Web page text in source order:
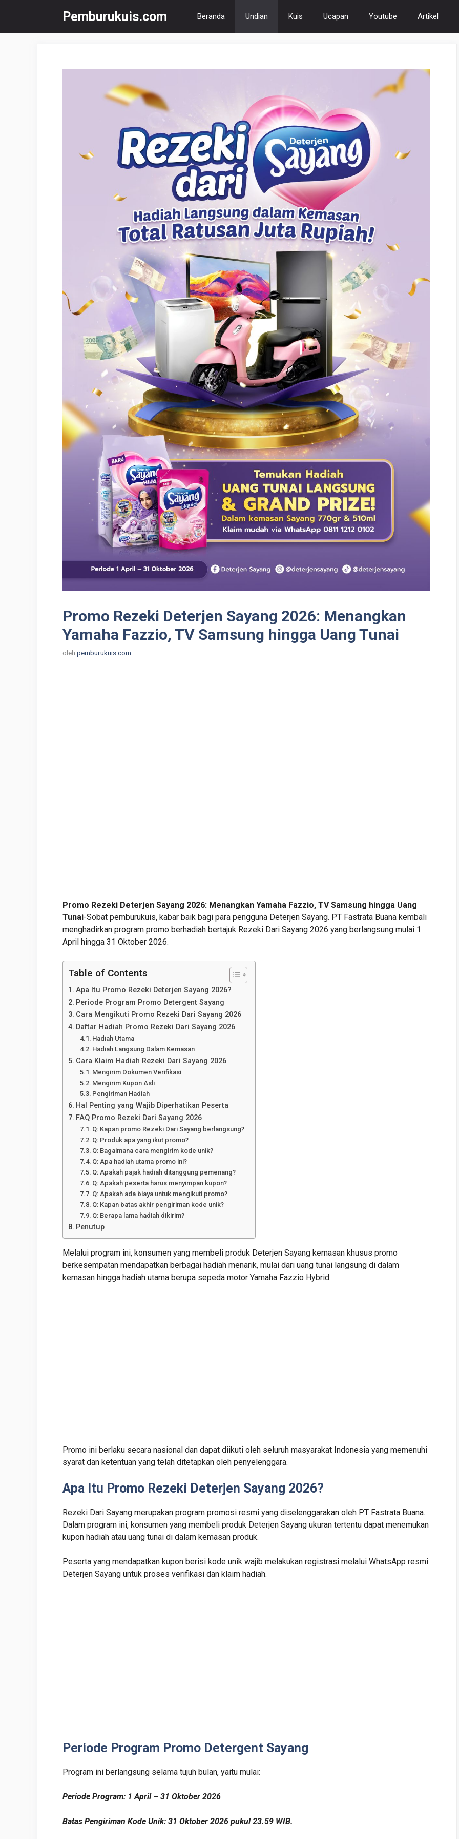
Pemburukuis.com Beranda Undian Kuis Ucapan Youtube Artikel
Promo Rezeki Deterjen Sayang 2026: Menangkan
Yamaha Fazzio, TV Samsung hingga Uang Tunai
oleh pemburukuis.com
Promo Rezeki Deterjen Sayang 2026: Menangkan Yamaha Fazzio, TV Samsung hingga Uang
Tunai-Sobat pemburukuis, kabar baik bagi para pengguna Deterjen Sayang. PT Fastrata Buana kembali
menghadirkan program promo berhadiah bertajuk Rezeki Dari Sayang 2026 yang berlangsung mulai 1
April hingga 31 Oktober 2026.
Table of Contents
Apa Itu Promo Rezeki Deterjen Sayang 2026?
Periode Program Promo Detergent Sayang
Cara Mengikuti Promo Rezeki Dari Sayang 2026
Daftar Hadiah Promo Rezeki Dari Sayang 2026
Hadiah Utama
Hadiah Langsung Dalam Kemasan
Cara Klaim Hadiah Rezeki Dari Sayang 2026
Mengirim Dokumen Verifikasi
Mengirim Kupon Asli
Pengiriman Hadiah
Hal Penting yang Wajib Diperhatikan Peserta
FAQ Promo Rezeki Dari Sayang 2026
Q: Kapan promo Rezeki Dari Sayang berlangsung?
Q: Produk apa yang ikut promo?
Q: Bagaimana cara mengirim kode unik?
Q: Apa hadiah utama promo ini?
Q: Apakah pajak hadiah ditanggung pemenang?
Q: Apakah peserta harus menyimpan kupon?
Q: Apakah ada biaya untuk mengikuti promo?
Q: Kapan batas akhir pengiriman kode unik?
Q: Berapa lama hadiah dikirim?
Penutup
Melalui program ini, konsumen yang membeli produk Deterjen Sayang kemasan khusus promo
berkesempatan mendapatkan berbagai hadiah menarik, mulai dari uang tunai langsung di dalam
kemasan hingga hadiah utama berupa sepeda motor Yamaha Fazzio Hybrid.
Promo ini berlaku secara nasional dan dapat diikuti oleh seluruh masyarakat Indonesia yang memenuhi
syarat dan ketentuan yang telah ditetapkan oleh penyelenggara.
Apa Itu Promo Rezeki Deterjen Sayang 2026?
Rezeki Dari Sayang merupakan program promosi resmi yang diselenggarakan oleh PT Fastrata Buana.
Dalam program ini, konsumen yang membeli produk Deterjen Sayang ukuran tertentu dapat menemukan
kupon hadiah atau uang tunai di dalam kemasan produk.
Peserta yang mendapatkan kupon berisi kode unik wajib melakukan registrasi melalui WhatsApp resmi
Deterjen Sayang untuk proses verifikasi dan klaim hadiah.
Periode Program Promo Detergent Sayang
Program ini berlangsung selama tujuh bulan, yaitu mulai:
Periode Program: 1 April – 31 Oktober 2026
Batas Pengiriman Kode Unik: 31 Oktober 2026 pukul 23.59 WIB.